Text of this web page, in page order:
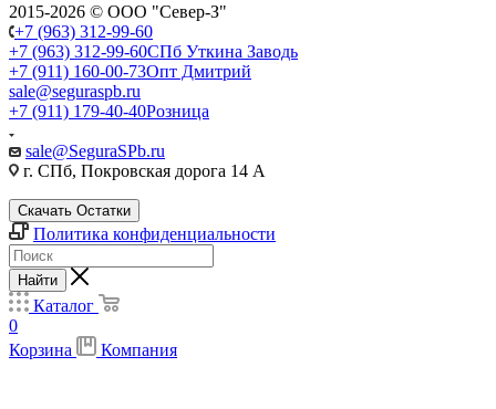
2015-2026 © ООО "Север-З"
+7 (963) 312-99-60
+7 (963) 312-99-60СПб Уткина Заводь
+7 (911) 160-00-73Опт Дмитрий
sale@seguraspb.ru
+7 (911) 179-40-40Розница
sale@SeguraSPb.ru
г. СПб, Покровская дорога 14 А
Скачать Остатки
Политика конфиденциальности
Найти
Каталог
0
Корзина
Компания